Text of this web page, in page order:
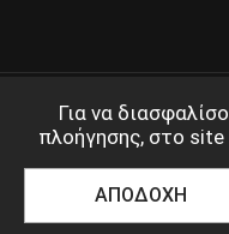
Για να
πλοήγησης, στο site
ΑΠΟΔΟΧΗ